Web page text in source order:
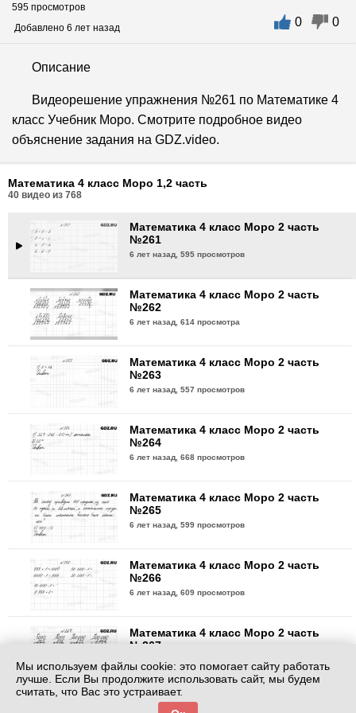
595 просмотров
Добавлено 6 лет назад
0 0
Описание
Видеорешение упражнения №261 по Математике 4
класс Учебник Моро. Смотрите подробное видео
объяснение задания на GDZ.video.
Математика 4 класс Моро 1,2 часть
40 видео из 768
Математика 4 класс Моро 2 часть
№259
6 лет назад,631 просмотр
6 лет назад,583 просмотра
Математика 4 класс Моро 2 часть
№261
6 лет назад,595 просмотров
Математика 4 класс Моро 2 часть
№262
6 лет назад,614 просмотра
Математика 4 класс Моро 2 часть
№263
6 лет назад,557 просмотров
Математика 4 класс Моро 2 часть
№264
6 лет назад,668 просмотров
Математика 4 класс Моро 2 часть
№265
6 лет назад,599 просмотров
Математика 4 класс Моро 2 часть
№266
6 лет назад,609 просмотров
Математика 4 класс Моро 2 часть
№267
Математика 4 класс Моро 2 часть
Мы используем файлы cookie: это помогает сайту работать
лучше. Если Вы продолжите использовать сайт, мы будем
считать, что Вас это устраивает.